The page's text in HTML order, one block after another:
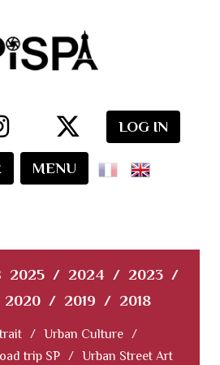
LOG IN
MENU
2025 / 2024 / 2023 /
2020 / 2019 / 2018
/ Urban Culture /
trip SP / Urban Street Art